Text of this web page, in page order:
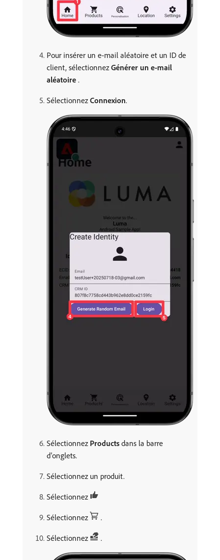
Pour insérer un e-mail aléatoire et un ID de
client, sélectionnezGénérer un e-mail
aléatoire .
SélectionnezConnexion.
Sélectionnez Products dans la barre
d’onglets.
Sélectionnez un produit.
Sélectionnez
Sélectionnez .
Sélectionnez .